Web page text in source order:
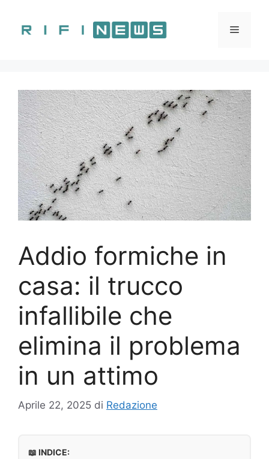
contenuto
Menu
Addio formiche in
casa: il trucco
infallibile che
elimina il problema
in un attimo
Aprile 22, 2025 di Redazione
📖 INDICE: